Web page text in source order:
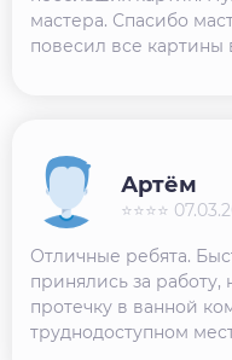
мастера. Спасибо
повесил все картины
Отличные ребята.
принялись за
протечку в ванной
труднодоступном
Артём
⭐⭐⭐⭐